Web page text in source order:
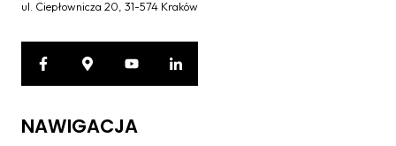
ul. Ciepłownicza 20, 31-574 Kraków
NAWIGACJA